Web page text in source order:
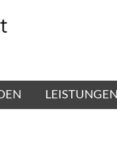
LEISTUNGEN